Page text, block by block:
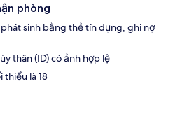
phòng
sinh bằng thẻ tín dụng, ghi nợ
thân (ID) có ảnh hợp lệ
thiểu là 18